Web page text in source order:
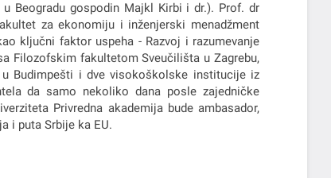
Beogradu gospodin Majkl Kirbi i dr.). Prof. dr
za ekonomiju i inženjerski menadžment
ključni faktor uspeha - Razvoj i razumevanje
Filozofskim fakultetom Sveučilišta u Zagrebu,
Budimpešti i dve visokoškolske institucije iz
da samo nekoliko dana posle zajedničke
Privredna akademija bude ambasador,
i puta Srbije ka EU.